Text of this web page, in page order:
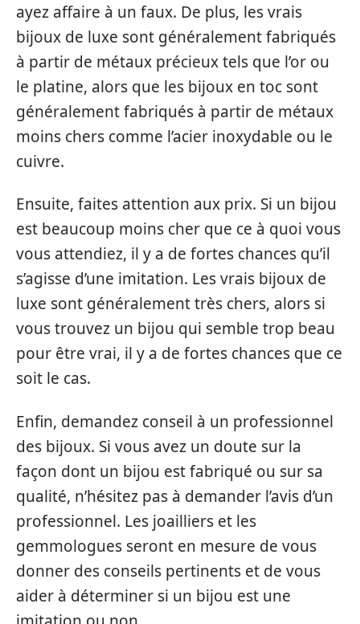
ayez affaire à un faux. De plus, les vrais
bijoux de luxe sont généralement fabriqués
à partir de métaux précieux tels que l’or ou
le platine, alors que les bijoux en toc sont
généralement fabriqués à partir de métaux
moins chers comme l’acier inoxydable ou le
cuivre.
Ensuite, faites attention aux prix. Si un bijou
est beaucoup moins cher que ce à quoi vous
vous attendiez, il y a de fortes chances qu’il
s’agisse d’une imitation. Les vrais bijoux de
luxe sont généralement très chers, alors si
vous trouvez un bijou qui semble trop beau
pour être vrai, il y a de fortes chances que ce
soit le cas.
Enfin, demandez conseil à un professionnel
des bijoux. Si vous avez un doute sur la
façon dont un bijou est fabriqué ou sur sa
qualité, n’hésitez pas à demander l’avis d’un
professionnel. Les joailliers et les
gemmologues seront en mesure de vous
donner des conseils pertinents et de vous
aider à déterminer si un bijou est une